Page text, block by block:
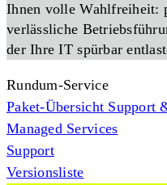
Ihnen volle Wahlfreiheit:
verlässliche
der Ihre IT spürbar
Rundum-Service
Paket-Übersicht Support
Managed Services
Support
Versionsliste